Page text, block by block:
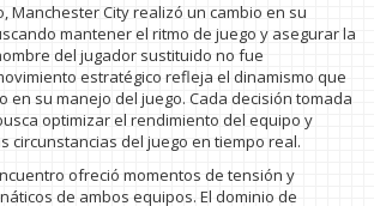
Manchester City realizó un cambio en su
mantener el ritmo de juego y asegurar la
del jugador sustituido no fue
estratégico refleja el dinamismo que
en su manejo del juego. Cada decisión tomada
optimizar el rendimiento del equipo y
circunstancias del juego en tiempo real.
ofreció momentos de tensión y
de ambos equipos. El dominio de